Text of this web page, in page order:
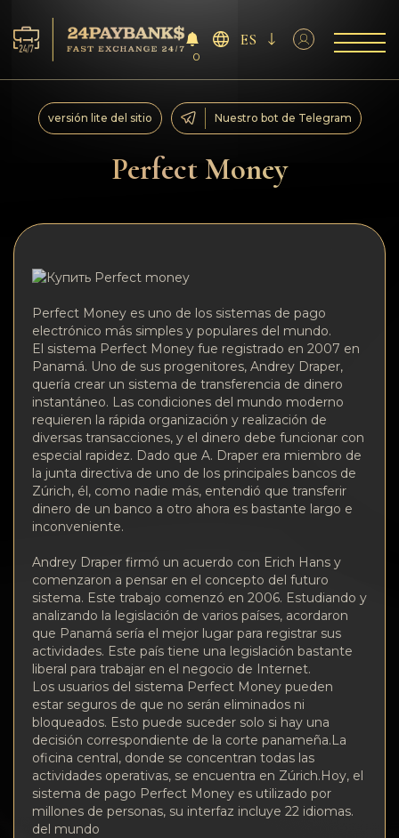
Servicios
Reservas
Reglas
AML/CFT
Confidencialidad
Contactos
Wiki
Reputación
Mapa del sitio
0
ES
Perfect Money
versión lite del sitio Nuestro bot de Telegram
Perfect Money es uno de los sistemas de pago
electrónico más simples y populares del mundo.
El sistema Perfect Money fue registrado en 2007 en
Panamá. Uno de sus progenitores, Andrey Draper,
quería crear un sistema de transferencia de dinero
instantáneo. Las condiciones del mundo moderno
requieren la rápida organización y realización de
diversas transacciones, y el dinero debe funcionar con
especial rapidez. Dado que A. Draper era miembro de
la junta directiva de uno de los principales bancos de
Zúrich, él, como nadie más, entendió que transferir
dinero de un banco a otro ahora es bastante largo e
inconveniente.
Andrey Draper firmó un acuerdo con Erich Hans y
comenzaron a pensar en el concepto del futuro
sistema. Este trabajo comenzó en 2006. Estudiando y
analizando la legislación de varios países, acordaron
que Panamá sería el mejor lugar para registrar sus
actividades. Este país tiene una legislación bastante
liberal para trabajar en el negocio de Internet.
Los usuarios del sistema Perfect Money pueden
estar seguros de que no serán eliminados ni
bloqueados. Esto puede suceder solo si hay una
decisión correspondiente de la corte panameña.La
oficina central, donde se concentran todas las
actividades operativas, se encuentra en Zúrich.Hoy, el
sistema de pago Perfect Money es utilizado por
millones de personas, su interfaz incluye 22 idiomas.
del mundo